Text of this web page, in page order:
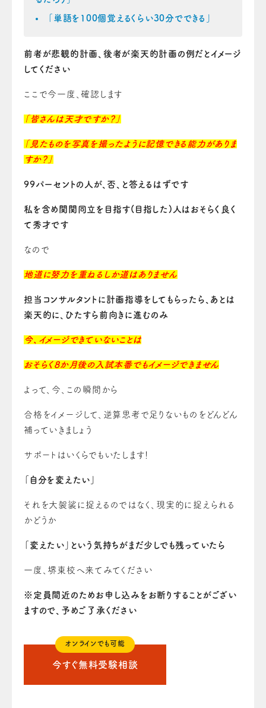
「単語を100個覚えるくらい30分でできる」
前者が悲観的計画、後者が楽天的計画の例だとイメージ
してください
ここで今一度、確認します
「皆さんは天才ですか？」
「見たものを写真を撮ったように記憶できる能力がありま
すか？」
99パーセントの人が、否、と答えるはずです
私を含め関関同立を目指す(目指した)人はおそらく良く
て秀才です
なので
地道に努力を重ねるしか道はありません
担当コンサルタントに計画指導をしてもらったら、あとは
楽天的に、ひたすら前向きに進むのみ
今、イメージできていないことは
おそらく8か月後の入試本番でもイメージできません
よって、今、この瞬間から
合格をイメージして、逆算思考で足りないものをどんどん
補っていきましょう
サポートはいくらでもいたします！
「自分を変えたい」
それを大袈裟に捉えるのではなく、現実的に捉えられる
かどうか
「変えたい」という気持ちがまだ少しでも残っていたら
一度、堺東校へ来てみてください
※定員間近のためお申し込みをお断りすることがござい
ますので、予めご了承ください
オンラインでも可能
今すぐ無料受験相談